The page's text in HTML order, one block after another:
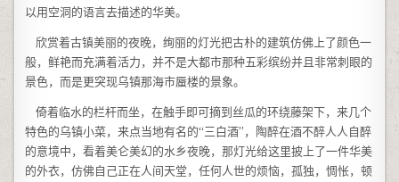
以用空洞的语言去描述的华美。
欣赏着古镇美丽的夜晚，绚丽的灯光把古朴的建筑仿佛上了颜色一
般，鲜艳而充满着活力，并不是大都市那种五彩缤纷并且非常刺眼的
景色，而是更突现乌镇那海市蜃楼的景象。
倚着临水的栏杆而坐，在触手即可摘到丝瓜的环绕藤架下，来几个
特色的乌镇小菜，来点当地有名的“三白酒”，陶醉在酒不醉人人自醉
的意境中，看着美仑美幻的水乡夜晚，那灯光给这里披上了一件华美
的外衣，仿佛自己正在人间天堂，任何人世的烦恼，孤独，惆怅，顿